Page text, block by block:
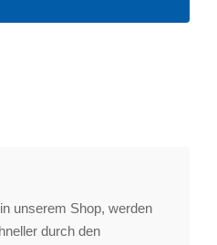
unserem Shop, werden
durch den